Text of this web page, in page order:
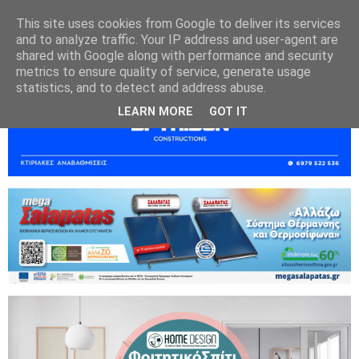
This site uses cookies from Google to deliver its services
and to analyze traffic. Your IP address and user-agent are
shared with Google along with performance and security
metrics to ensure quality of service, generate usage
statistics, and to detect and address abuse.
LEARN MORE GOT IT